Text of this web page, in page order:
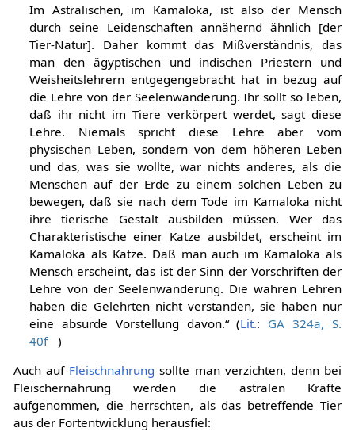
Im Astralischen, im Kamaloka, ist also der Mensch
durch seine Leidenschaften annähernd ähnlich [der
Tier-Natur]. Daher kommt das Mißverständnis, das
man den ägyptischen und indischen Priestern und
Weisheitslehrern entgegengebracht hat in bezug auf
die Lehre von der Seelenwanderung. Ihr sollt so leben,
daß ihr nicht im Tiere verkörpert werdet, sagt diese
Lehre. Niemals spricht diese Lehre aber vom
physischen Leben, sondern von dem höheren Leben
und das, was sie wollte, war nichts anderes, als die
Menschen auf der Erde zu einem solchen Leben zu
bewegen, daß sie nach dem Tode im Kamaloka nicht
ihre tierische Gestalt ausbilden müssen. Wer das
Charakteristische einer Katze ausbildet, erscheint im
Kamaloka als Katze. Daß man auch im Kamaloka als
Mensch erscheint, das ist der Sinn der Vorschriften der
Lehre von der Seelenwanderung. Die wahren Lehren
haben die Gelehrten nicht verstanden, sie haben nur
eine absurde Vorstellung davon.“ (Lit.: GA 324a, S.
40f
)
Auch auf Fleischnahrung sollte man verzichten, denn bei
Fleischernährung werden die astralen Kräfte
aufgenommen, die herrschten, als das betreffende Tier
aus der Fortentwicklung herausfiel: